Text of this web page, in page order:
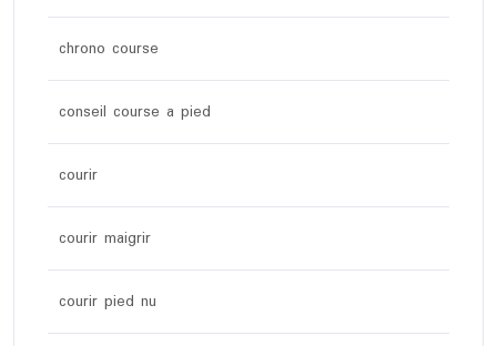
chrono course
conseil course a pied
courir
courir maigrir
courir pied nu